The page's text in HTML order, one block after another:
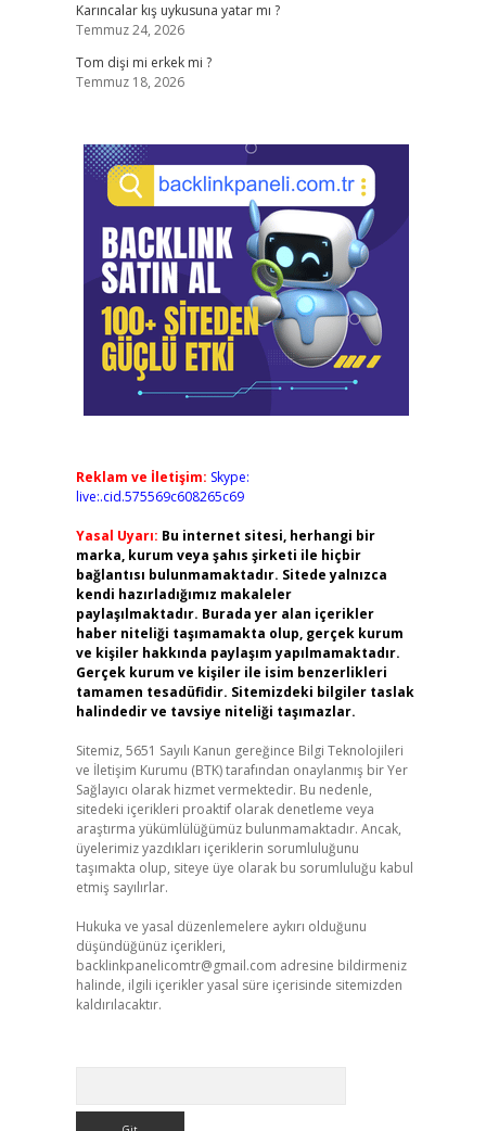
Karıncalar kış uykusuna yatar mı ?
Temmuz 24, 2026
Tom dişi mi erkek mi ?
Temmuz 18, 2026
Reklam ve İletişim: Skype:
live:.cid.575569c608265c69
Yasal Uyarı: Bu internet sitesi, herhangi bir
marka, kurum veya şahıs şirketi ile hiçbir
bağlantısı bulunmamaktadır. Sitede yalnızca
kendi hazırladığımız makaleler
paylaşılmaktadır. Burada yer alan içerikler
haber niteliği taşımamakta olup, gerçek kurum
ve kişiler hakkında paylaşım yapılmamaktadır.
Gerçek kurum ve kişiler ile isim benzerlikleri
tamamen tesadüfidir. Sitemizdeki bilgiler taslak
halindedir ve tavsiye niteliği taşımazlar.
Sitemiz, 5651 Sayılı Kanun gereğince Bilgi Teknolojileri
ve İletişim Kurumu (BTK) tarafından onaylanmış bir Yer
Sağlayıcı olarak hizmet vermektedir. Bu nedenle,
sitedeki içerikleri proaktif olarak denetleme veya
araştırma yükümlülüğümüz bulunmamaktadır. Ancak,
üyelerimiz yazdıkları içeriklerin sorumluluğunu
taşımakta olup, siteye üye olarak bu sorumluluğu kabul
etmiş sayılırlar.
Hukuka ve yasal düzenlemelere aykırı olduğunu
düşündüğünüz içerikleri,
backlinkpanelicomtr@gmail.com adresine bildirmeniz
halinde, ilgili içerikler yasal süre içerisinde sitemizden
kaldırılacaktır.